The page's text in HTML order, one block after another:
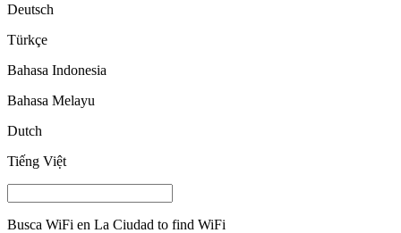
Deutsch
Türkçe
Bahasa Indonesia
Bahasa Melayu
Dutch
Tiếng Việt
Busca WiFi en La Ciudad to find WiFi